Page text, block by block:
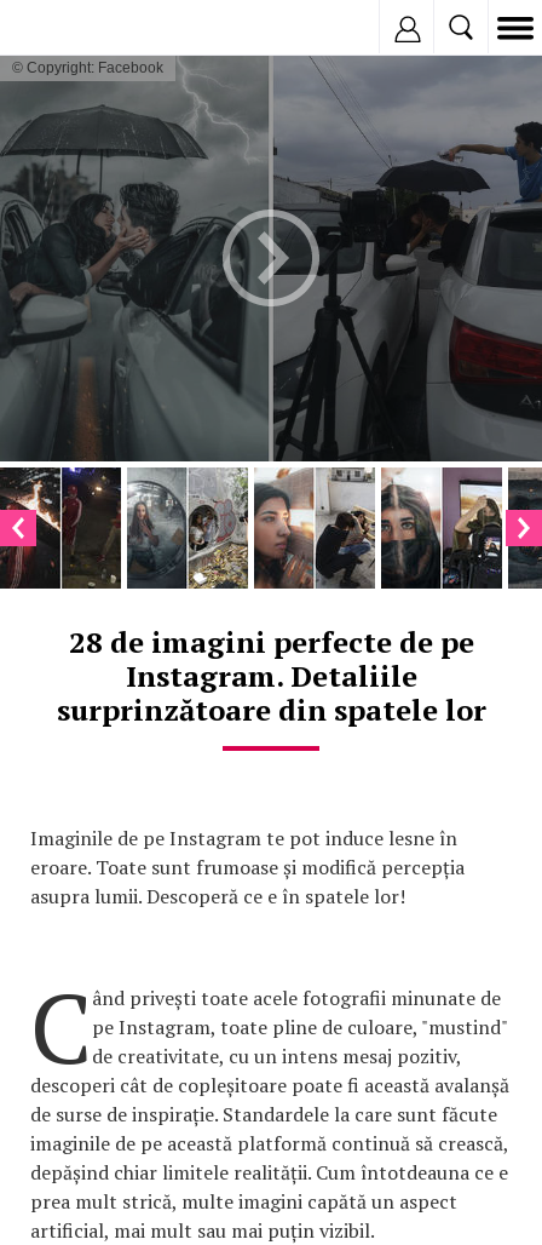
© Copyright: Facebook
28 de imagini perfecte de pe
Instagram. Detaliile
surprinzătoare din spatele lor
Imaginile de pe Instagram te pot induce lesne în
eroare. Toate sunt frumoase și modifică percepția
asupra lumii. Descoperă ce e în spatele lor!
C ând privești toate acele fotografii minunate de
pe Instagram, toate pline de culoare, "mustind"
de creativitate, cu un intens mesaj pozitiv,
descoperi cât de copleșitoare poate fi această avalanșă
de surse de inspirație. Standardele la care sunt făcute
imaginile de pe această platformă continuă să crească,
depășind chiar limitele realității. Cum întotdeauna ce e
prea mult strică, multe imagini capătă un aspect
artificial, mai mult sau mai puțin vizibil.